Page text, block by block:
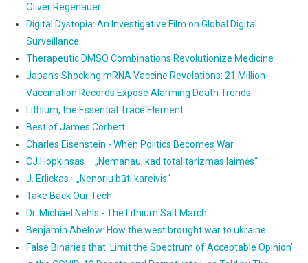
Oliver Regenauer
Digital Dystopia: An Investigative Film on Global Digital
Surveillance
Therapeutic DMSO Combinations Revolutionize Medicine
Japan’s Shocking mRNA Vaccine Revelations: 21 Million
Vaccination Records Expose Alarming Death Trends
Lithium, the Essential Trace Element
Best of James Corbett
Charles Eisenstein - When Politics Becomes War
CJ Hopkinsas – „Nemanau, kad totalitarizmas laimės“
J. Erlickas - „Nenoriu būti kareivis“
Take Back Our Tech
Dr. Michael Nehls - The Lithium Salt March
Benjamin Abelow: How the west brought war to ukraine
False Binaries that 'Limit the Spectrum of Acceptable Opinion'